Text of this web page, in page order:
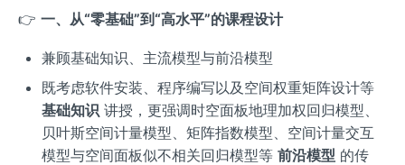
👉 一、从“零基础”到“高水平”的课程设计
兼顾基础知识、主流模型与前沿模型
既考虑软件安装、程序编写以及空间权重矩阵设计等
基础知识 讲授，更强调时空面板地理加权回归模型、
贝叶斯空间计量模型、矩阵指数模型、空间计量交互
模型与空间面板似不相关回归模型等 前沿模型 的传